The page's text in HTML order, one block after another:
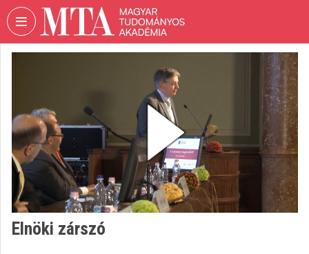
Fejléc kihagyása Menü kihagyása Tartalom kihagyása
TUDOMÁNYOS
AKADÉMIA
Intézményi kezdőlap
Bejelentkezés
Elnöki zárszó